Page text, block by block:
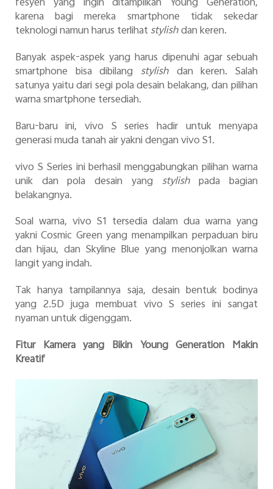
karena bagi mereka smartphone tidak sekedar
teknologi namun harus terlihatstylishdan keren.
Banyak aspek-aspek yang harus dipenuhi agar sebuah
smartphone bisa dibilang stylish dan keren. Salah
satunya yaitu dari segi pola desain belakang, dan pilihan
warna smartphone tersediah.
Baru-baru ini, vivo S series hadir untuk menyapa
generasi muda tanah air yakni dengan vivo S1.
vivo S Series ini berhasil menggabungkan pilihan warna
unik dan pola desain yang stylishpada bagian
belakangnya.
Soal warna, vivo S1 tersedia dalam dua warna yang
yakni Cosmic Green yang menampilkan perpaduan biru
dan hijau, dan Skyline Blue yang menonjolkan warna
langit yang indah.
Tak hanya tampilannya saja, desain bentuk bodinya
yang 2.5D juga membuat vivo S series ini sangat
nyaman untuk digenggam.
Fitur Kamera yang Bikin Young Generation Makin
Kreatif